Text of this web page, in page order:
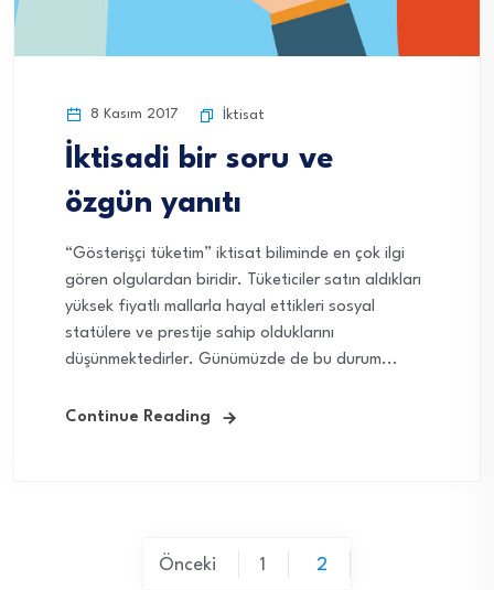
8 Kasım 2017 İktisat
İktisadi bir soru ve
özgün yanıtı
“Gösterişçi tüketim” iktisat biliminde en çok ilgi
gören olgulardan biridir. Tüketiciler satın aldıkları
yüksek fiyatlı mallarla hayal ettikleri sosyal
statülere ve prestije sahip olduklarını
düşünmektedirler. Günümüzde de bu durum...
Continue Reading
Önceki 1 2